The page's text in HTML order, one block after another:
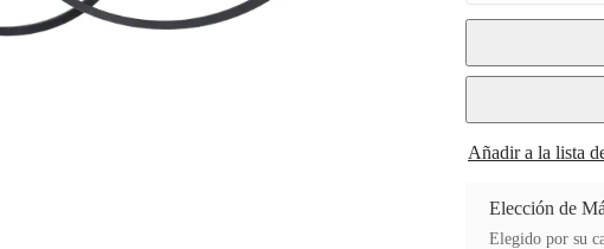
Añadir a la lista
Elección de
Elegido por su